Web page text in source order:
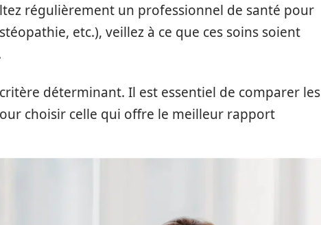
régulièrement un professionnel de santé pour
etc.), veillez à ce que ces soins soient
déterminant. Il est essentiel de comparer les
choisir celle qui offre le meilleur rapport